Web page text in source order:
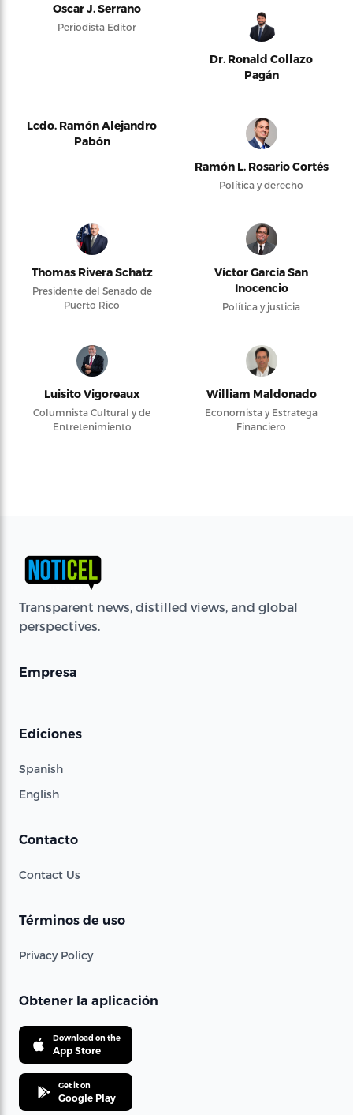
Oscar J. Serrano
Periodista Editor
Dr. Ronald Collazo
Pagán
Lcdo. Ramón Alejandro
Pabón
Ramón L. Rosario Cortés
Política y derecho
Thomas Rivera Schatz
Presidente del Senado de
Puerto Rico
Víctor García San
Inocencio
Política y justicia
Luisito Vigoreaux
Columnista Cultural y de
Entretenimiento
William Maldonado
Economista y Estratega
Financiero
Transparent news, distilled views, and global
perspectives.
Empresa
Ediciones
Spanish
English
Contacto
Contact Us
Términos de uso
Privacy Policy
Obtener la aplicación
Download on the
App Store
Get it on
Google Play